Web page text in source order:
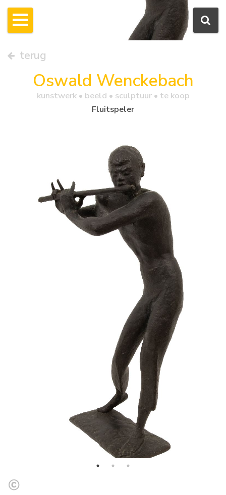
terug
Oswald Wenckebach
kunstwerk • beeld • sculptuur • te koop
Fluitspeler